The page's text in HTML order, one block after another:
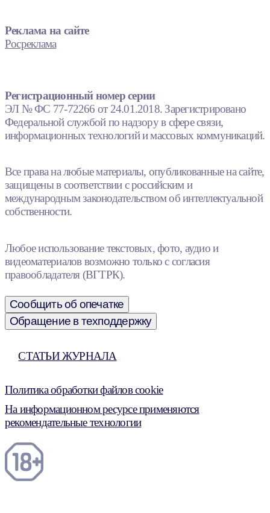
Реклама на сайте
Росреклама
Регистрационный номер серии
ЭЛ № ФС 77-72266 от 24.01.2018. Зарегистрировано
Федеральной службой по надзору в сфере связи,
информационных технологий и массовых коммуникаций.
Все права на любые материалы, опубликованные на сайте,
защищены в соответствии с российским и
международным законодательством об интеллектуальной
собственности.
Любое использование текстовых, фото, аудио и
видеоматериалов возможно только с согласия
правообладателя (ВГТРК).
Сообщить об опечатке
Обращение в техподдержку
СТАТЬИ ЖУРНАЛА
Политика обработки файлов cookie
На информационном ресурсе применяются
рекомендательные технологии